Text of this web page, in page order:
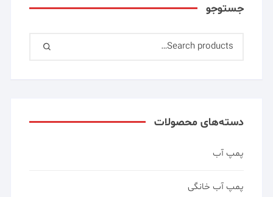
جستوجو
دسته‌های محصولات
پمپ آب
پمپ آب خانگی